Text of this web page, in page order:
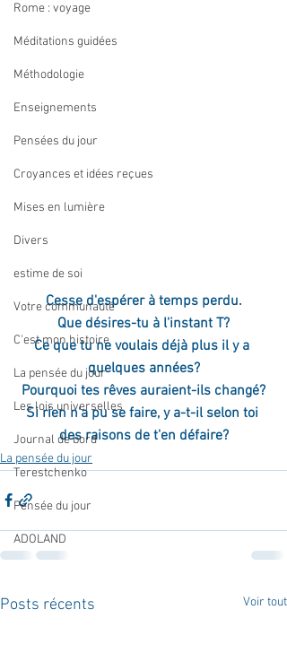
Rome : voyage
Méditations guidées
Méthodologie
Enseignements
Pensées du jour
Croyances et idées reçues
Mises en lumière
Divers
estime de soi
Votre communauté
C'est mon histoire
La pensée du jour
Les lois universelles
Journal de bord
Terestchenko
Pensée du jour
ADOLAND
Cesse d'espérer à temps perdu.
Que désires-tu à l'instant T?
Ce que tu ne voulais déjà plus il y a
quelques années?
Pourquoi tes rêves auraient-ils changé?
Si rien n'a pu se faire, y a-t-il selon toi
des raisons de t'en défaire?
La pensée du jour
Posts récents Voir tout